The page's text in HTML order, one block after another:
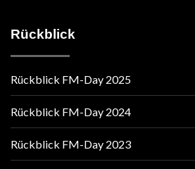
Rückblick
Rückblick FM-Day 2025
Rückblick FM-Day 2024
Rückblick FM-Day 2023